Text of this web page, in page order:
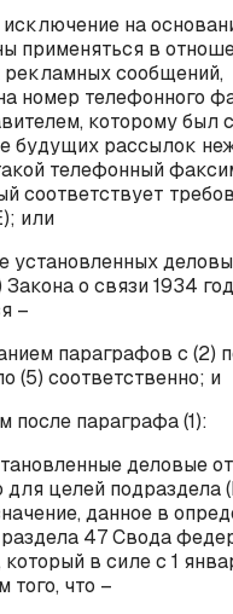
исключение на
применяться в
рекламных сообщений,
номер телефонного
которому был
будущих рассылок
телефонный
соответствует
); или
установленных
Закона о связи 1934
–
параграфов с (2)
(5) соответственно; и
после параграфа (1):
деловые
целей подраздела (
данное в
раздела 47 Свода
который в силе с 1
того, что –